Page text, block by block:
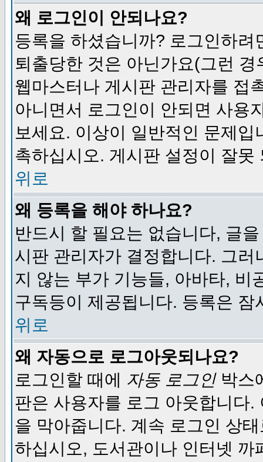
왜 로그인이 안되나요?
등록을 하셨습니까? 로그인하
퇴출당한 것은 아닌가요(그런
웹마스터나 게시판 관리자를 접
아니면서 로그인이 안되면 사용
보세요. 이상이 일반적인 문제
촉하십시오. 게시판 설정이 잘못
위로
왜 등록을 해야 하나요?
반드시 할 필요는 없습니다, 글
시판 관리자가 결정합니다. 그
지 않는 부가 기능들, 아바타, 비
구독등이 제공됩니다. 등록은
위로
왜 자동으로 로그아웃되나요?
로그인할 때에 자동 로그인박스
판은 사용자를 로그 아웃합니다
을 막아줍니다. 계속 로그인 상
하십시오, 도서관이나 인터넷